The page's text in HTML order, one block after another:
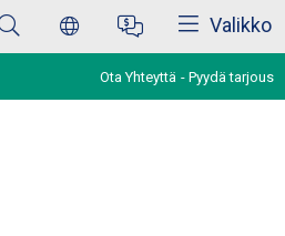
Valikko
Ota Yhteyttä Pyydä tarjous